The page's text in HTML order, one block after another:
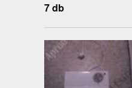
7 db